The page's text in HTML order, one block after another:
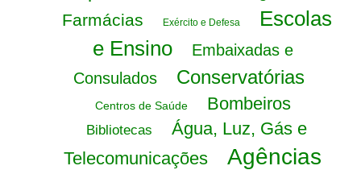
Farmácias Exército e Defesa
Escolas
e Ensino
Embaixadas e
Consulados
Conservatórias
Centros de Saúde Bombeiros
Bibliotecas
Água, Luz, Gás e
Telecomunicações
Agências